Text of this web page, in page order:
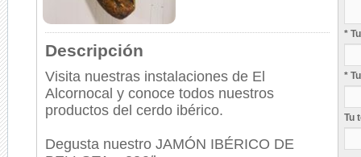
Descripción
Visita nuestras instalaciones de El
Alcornocal y conoce todos nuestros
productos del cerdo ibérico.
Degusta nuestro JAMÓN IBÉRICO DE
*
*
Tu